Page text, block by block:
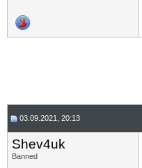
03.09.2021, 20:13
Shev4uk
Banned